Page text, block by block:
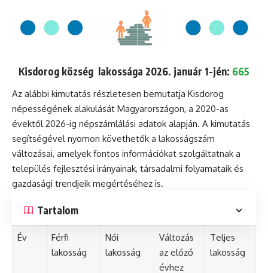
Kisdorog község lakossága 2026. január 1-jén: 665
Az alábbi kimutatás részletesen bemutatja Kisdorog
népességének alakulását Magyarországon, a 2020-as
évektől 2026-ig népszámlálási adatok alapján. A kimutatás
segítségével nyomon követhetők a lakosságszám
változásai, amelyek fontos információkat szolgáltatnak a
település fejlesztési irányainak, társadalmi folyamataik és
gazdasági trendjeik megértéséhez is.
Tartalom
Év
Férfi
lakosság
Női
lakosság
Változás
az előző
évhez
Teljes
lakosság